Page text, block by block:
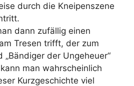
durch die Kneipenszene
dann zufällig einen
Tresen trifft, der zum
„Bändiger der Ungeheuer“
man wahrscheinlich
Kurzgeschichte viel